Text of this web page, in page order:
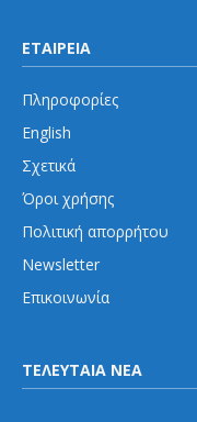
ΕΤΑΙΡΕΙΑ
Πληροφορίες
English
Σχετικά
Όροι χρήσης
Πολιτική απορρήτου
Newsletter
Επικοινωνία
ΤΕΛΕΥΤΑΙΑ ΝΕΑ